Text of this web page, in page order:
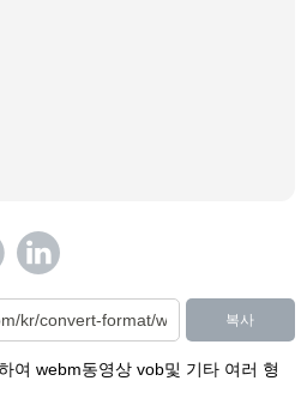
복사
여 webm동영상 vob및 기타 여러 형